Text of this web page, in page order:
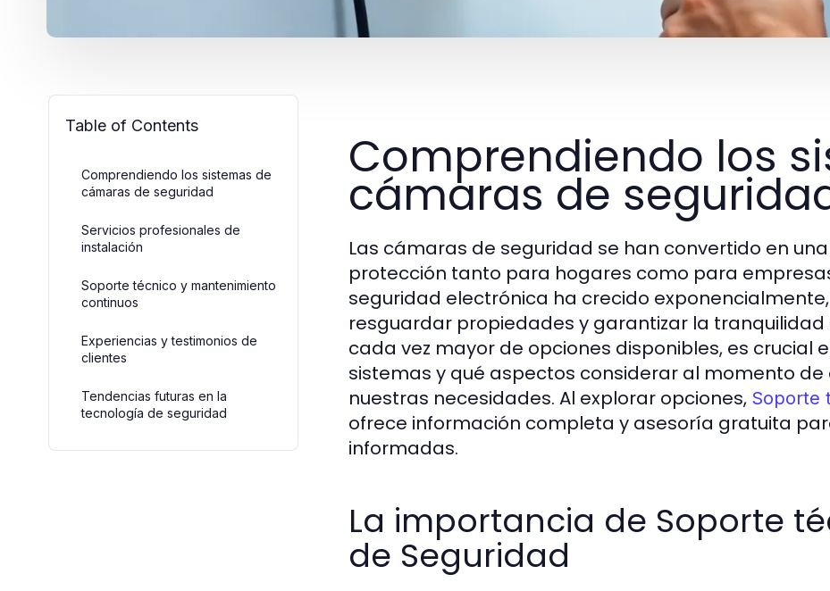
Table of Contents
Comprendiendo los sistemas de
cámaras de seguridad
Servicios profesionales de
instalación
Soporte técnico y mantenimiento
continuos
Experiencias y testimonios de
clientes
Tendencias futuras en la
tecnología de seguridad
Comprendiendo los
cámaras de
Las cámaras de seguridad se han convertido en
protección tanto para hogares como para
seguridad electrónica ha crecido
resguardar propiedades y garantizar la
cada vez mayor de opciones disponibles, es crucial
sistemas y qué aspectos considerar al momento
nuestras necesidades. Al explorar opciones, Soporte
ofrece información completa y asesoría gratuita
informadas.
La importancia de Soporte
de Seguridad